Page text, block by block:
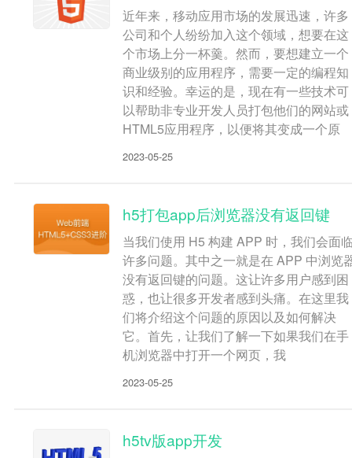
近年来，移动应用市场的发展迅速，许多
公司和个人纷纷加入这个领域，想要在这
个市场上分一杯羹。然而，要想建立一个
商业级别的应用程序，需要一定的编程知
识和经验。幸运的是，现在有一些技术可
以帮助非专业开发人员打包他们的网站或
HTML5应用程序，以便将其变成一个原
2023-05-25
h5打包app后浏览器没有返回键
当我们使用 H5 构建 APP 时，我们会面
许多问题。其中之一就是在 APP 中浏览
没有返回键的问题。这让许多用户感到困
惑，也让很多开发者感到头痛。在这里我
们将介绍这个问题的原因以及如何解决
它。首先，让我们了解一下如果我们在手
机浏览器中打开一个网页，我
2023-05-25
h5tv版app开发